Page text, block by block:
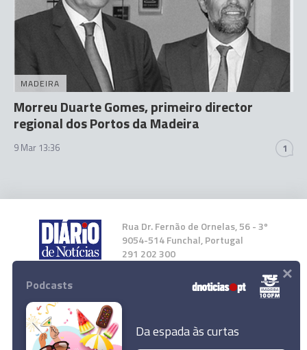
MADEIRA
Morreu Duarte Gomes, primeiro director
regional dos Portos da Madeira
9 Mar 13:36 1
Rua Dr. Fernão de Ornelas, 56 - 3º
9054-514 Funchal, Portugal
291 202 300
Instale a nossa App
Podcasts
Da espada às curtas
×